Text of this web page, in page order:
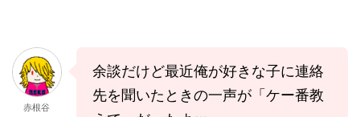
赤根谷
余談だけど最近俺が好きな子に連絡
先を聞いたときの一声が「ケー番教